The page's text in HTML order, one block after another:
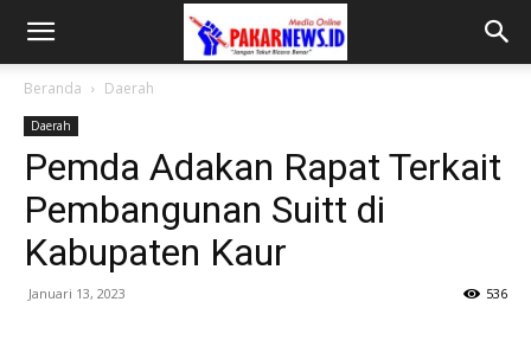
Beranda Daerah
Daerah
Pemda Adakan Rapat Terkait
Pembangunan Suitt di
Kabupaten Kaur
Januari 13, 2023 536